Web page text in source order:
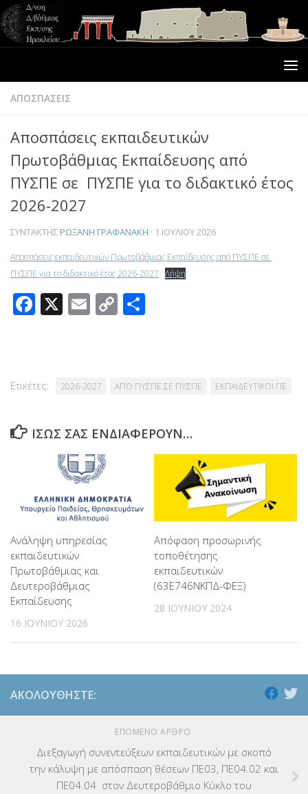
ΑΠΟΣΠΑΣΕΙΣ
Αποσπάσεις εκπαιδευτικών
Πρωτοβάθμιας Εκπαίδευσης από
ΠΥΣΠΕ σε ΠΥΣΠΕ για το διδακτικό έτος
2026-2027
ΣΥΝΤΆΚΤΗΣ ΡΩΞΆΝΗ ΓΡΑΦΑΝΆΚΗ · 1 ΙΟΥΛΊΟΥ 2026
Αποσπάσεις εκπαιδευτικών Πρωτοβάθμιας Εκπαίδευσης από ΠΥΣΠΕ σε
ΠΥΣΠΕ για το διδακτικό έτος 2026-2027 Λήψη
Facebook
X Email
Copy
Ετικέτες: 2026-2027 ΑΠΟ ΠΥΣΠΕ ΣΕ ΠΥΣΠΕ ΕΚΠΑΙΔΕΥΤΙΚΟΙ ΠΕ
ΊΣΩΣ ΣΑΣ ΕΝΔΙΑΦΈΡΟΥΝ…
Ανάληψη υπηρεσίας
εκπαιδευτικών
Πρωτοβάθμιας και
Δευτεροβάθμιας
Εκπαίδευσης
16 ΙΟΥΝΊΟΥ 2026
Απόφαση προσωρινής
τοποθέτησης
εκπαιδευτικών
(63Ε746ΝΚΠΔ-ΦΕΞ)
28 ΙΟΥΝΊΟΥ 2024
ΑΚΟΛΟΥΘΉΣΤΕ:
ΕΠΌΜΕΝΟ ΆΡΘΡΟ
Διεξαγωγή συνεντεύξεων εκπαιδευτικών με σκοπό
την κάλυψη με απόσπαση θέσεων ΠΕ03, ΠΕ04.02 και
ΠΕ04.04 στον Δευτεροβάθμιο Κύκλο του